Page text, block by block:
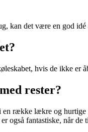
kan det være en god
hvis de ikke er
rester?
en række lækre og
også fantastiske, når de